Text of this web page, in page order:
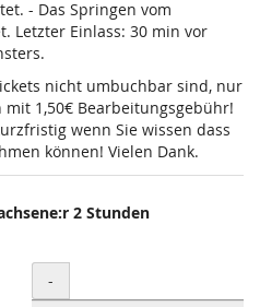
- Das Springen vom
Letzter Einlass: 30 min vor
nicht umbuchbar sind, nur
1,50€ Bearbeitungsgebühr!
wenn Sie wissen dass
können! Vielen Dank.
2 Stunden
Menge
-